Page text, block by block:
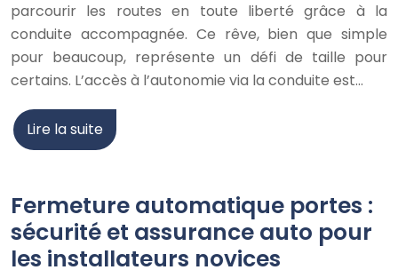
parcourir les routes en toute liberté grâce à la
conduite accompagnée. Ce rêve, bien que simple
pour beaucoup, représente un défi de taille pour
certains. L’accès à l’autonomie via la conduite est…
Lire la suite
Fermeture automatique portes :
sécurité et assurance auto pour
les installateurs novices